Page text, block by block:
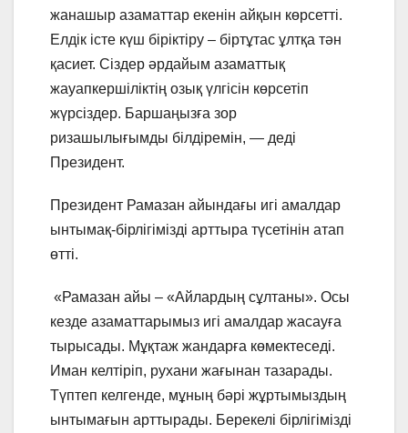
жанашыр азаматтар екенін айқын көрсетті.
Елдік істе күш біріктіру – біртұтас ұлтқа тән
қасиет. Сіздер әрдайым азаматтық
жауапкершіліктің озық үлгісін көрсетіп
жүрсіздер. Баршаңызға зор
ризашылығымды білдіремін, — деді
Президент.
Президент Рамазан айындағы игі амалдар
ынтымақ-бірлігімізді арттыра түсетінін атап
өтті.
«Рамазан айы – «Айлардың сұлтаны». Осы
кезде азаматтарымыз игі амалдар жасауға
тырысады. Мұқтаж жандарға көмектеседі.
Иман келтіріп, рухани жағынан тазарады.
Түптеп келгенде, мұның бәрі жұртымыздың
ынтымағын арттырады. Берекелі бірлігімізді